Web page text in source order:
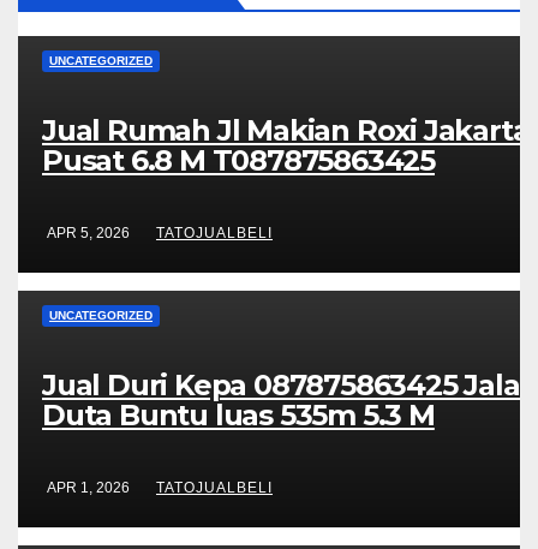
UNCATEGORIZED
Jual Rumah Jl Makian Roxi Jakarta
Pusat 6.8 M T087875863425
APR 5, 2026 TATOJUALBELI
UNCATEGORIZED
Jual Duri Kepa 087875863425 Jalan
Duta Buntu luas 535m 5.3 M
APR 1, 2026 TATOJUALBELI